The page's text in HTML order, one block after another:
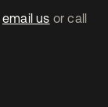
email us or call